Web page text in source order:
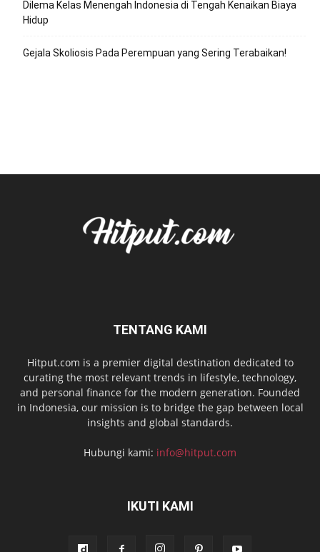
Dilema Kelas Menengah Indonesia di Tengah Kenaikan Biaya
Hidup
Gejala Skoliosis Pada Perempuan yang Sering Terabaikan!
TENTANG KAMI
Hitput.com is a premier digital destination dedicated to
curating the most relevant trends in lifestyle, technology,
and personal finance for the modern generation. Founded
in Indonesia, our mission is to bridge the gap between local
insights and global standards.
Hubungi kami: info@hitput.com
IKUTI KAMI